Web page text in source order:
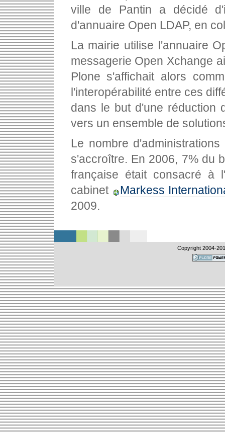
ville de Pantin a décidé
d'annuaire Open LDAP, en
La mairie utilise l'annuaire
messagerie Open Xchange
Plone s'affichait alors
l'interopérabilité entre ces
dans le but d'une réduction
vers un ensemble de
Le nombre
s'accroître. En 2006, 7% du
française était consacré à
cabinet
Markess
2009.
Copyright 2004-